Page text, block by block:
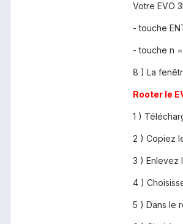
Votre EVO
- touche
- touche n
8 ) La
Rooter le
1 )
2 ) Copiez
3 ) Enlevez
4 )
5 ) Dans le